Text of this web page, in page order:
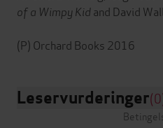
of a Wimpy Kidand David
Leservurderinger